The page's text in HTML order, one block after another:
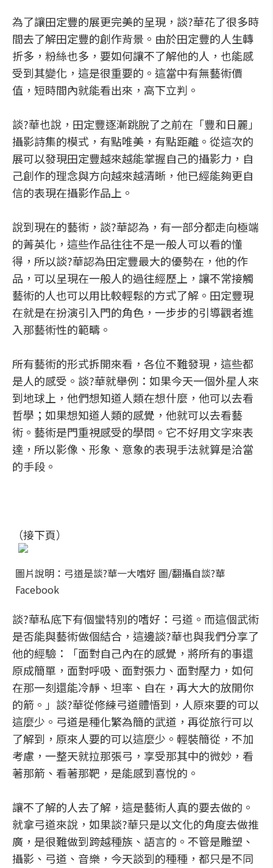
為了讓田定豐的展更完美的呈現，談?華花了很多時
間去了解田定豐的創作背景。由於田定豐的人生轉
折多，粉絲也多，要如何讓不了解他的人，也能感
受到其變化，這是很重要的。這當中有無藝術價
值，短時間內就能看出來，高下立判。
談?華也說，田定豐逐漸跳脫了之前在「豐和日麗」
攝影詩集的模式，有點唯美，有點距離。從這次的
展可以發現田定豐越來越能掌握自己的攝影力，自
己創作的理念與方向越來越清晰，他已經能夠更自
信的表現在攝影作品上。
說到現在的藝術，談?華認為，有一部分都走向極端
的菁英化，這些作品往往不是一般人可以看的懂
得，所以談?華認為田定豐最大的優勢在，他的作
品，可以呈現在一般人的過往經歷上，讓不常接觸
藝術的人也可以用比較輕鬆的方式了解。田定豐現
在就是在扮演引入門的角色，一步步的引導觀者進
入那藝術性的範疇。
所有藝術的形式拆開來看，各位不難發現，這些都
是人的感受。談?華就舉例：如果今天一個外星人來
到地球上，他們想知道人類在想什麼，他可以去看
哲學；如果想知道人類的感覺，他就可以去看藝
術。藝術是門重視感受的學問。它不好用文字來表
達，所以影像、形象、意象的表現手法就算是洽當
的手段。
（接下頁）
圖片說明：弓道是談?華一大嗜好 圖/翻攝自談?華
Facebook
談?華私底下有個蠻特別的嗜好：弓道。而這個武術
是否能與藝術做個結合，這邊談?華也與我們分享了
他的經驗：「面對自己內在的感覺，將所有的事還
原成簡單，面對呼吸、面對張力、面對壓力，如何
在那一刻還能冷靜、坦率、自在，再大大的放開你
的箭。」談?華從修練弓道體悟到，人原來要的可以
這麼少。弓道是種化繁為簡的武道，再從旅行可以
了解到，原來人要的可以這麼少。輕裝簡從，不加
考慮，一整天就拉那張弓，享受那其中的微妙，看
著那箭、看著那靶，是能感到喜悅的。
讓不了解的人去了解，這是藝術人真的要去做的。
就拿弓道來說，如果談?華只是以文化的角度去做推
廣，是很難做到跨越種族、語言的。不管是雕塑、
攝影、弓道、音樂，今天談到的種種，都只是不同